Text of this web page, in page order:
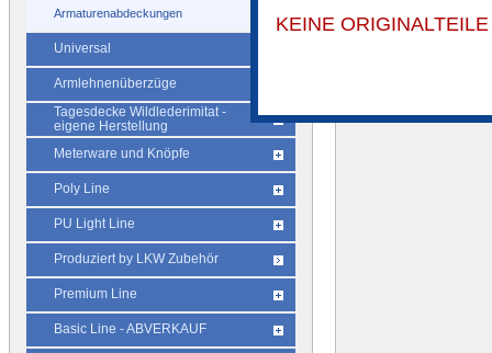
Armaturenabdeckungen
Universal
Armlehnenüberzüge
Tagesdecke Wildlederimitat -
eigene Herstellung
Meterware und Knöpfe
Poly Line
PU Light Line
Produziert by LKW Zubehör
Premium Line
Basic Line - ABVERKAUF
KEINE